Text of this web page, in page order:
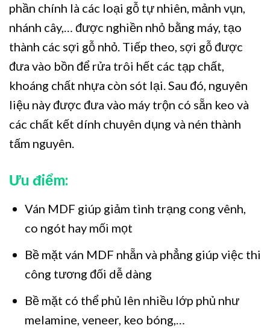
phần chính là các loại gỗ tự nhiên, mảnh vụn,
nhánh cây,… được nghiền nhỏ bằng máy, tạo
thành các sợi gỗ nhỏ. Tiếp theo, sợi gỗ được
đưa vào bồn để rửa trôi hết các tạp chất,
khoáng chất nhựa còn sót lại. Sau đó, nguyên
liệu này được đưa vào máy trộn có sẵn keo và
các chất kết dính chuyên dụng và nén thành
tấm nguyên.
Ưu điểm:
Ván MDF giúp giảm tình trạng cong vênh,
co ngót hay mối mọt
Bề mặt ván MDF nhẵn và phẳng giúp việc thi
công tương đối dễ dàng
Bề mặt có thể phủ lên nhiều lớp phủ như
melamine, veneer, keo bóng,…